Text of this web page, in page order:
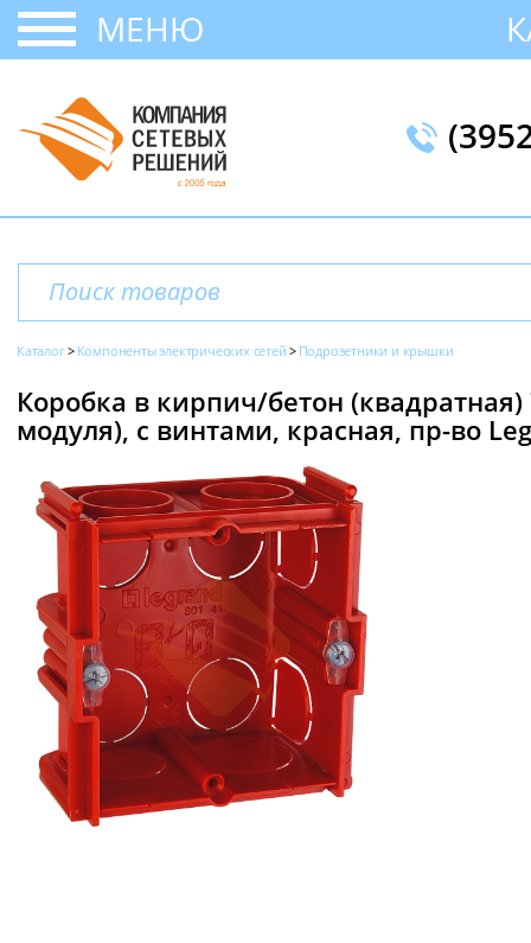
МЕНЮ
Каталог Компоненты электрических сетей Подрозетники и крышки
Коробка в кирпич/бетон
модуля), с винтами, красная, пр-во